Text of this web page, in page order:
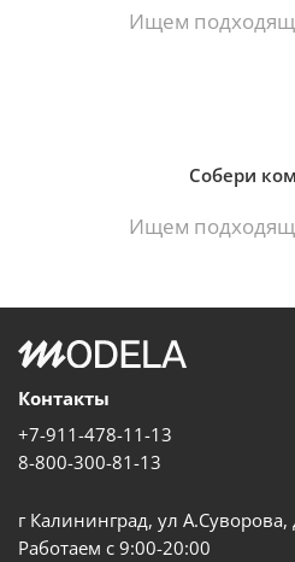
Ищем
Собери
Ищем
Контакты
+7-911-478-11-13
8-800-300-81-13
г Калининград, ул А.Суворова,
Работаем с 9:00-20:00